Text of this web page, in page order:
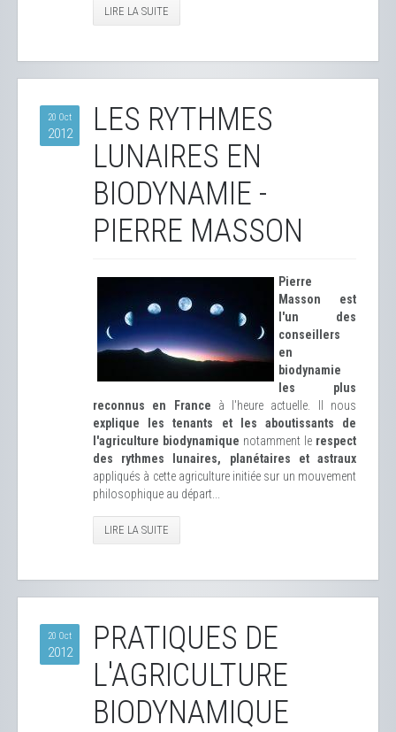
LIRE LA SUITE
20 Oct
2012
LES RYTHMES
LUNAIRES EN
BIODYNAMIE -
PIERRE MASSON
Pierre
Masson est
l'un des
conseillers
en
biodynamie
les plus
reconnus en France à l'heure actuelle. Il nous
explique les tenants et les aboutissants de
l'agriculture biodynamique notamment le respect
des rythmes lunaires, planétaires et astraux
appliqués à cette agriculture initiée sur un mouvement
philosophique au départ...
LIRE LA SUITE
20 Oct
2012
PRATIQUES DE
L'AGRICULTURE
BIODYNAMIQUE